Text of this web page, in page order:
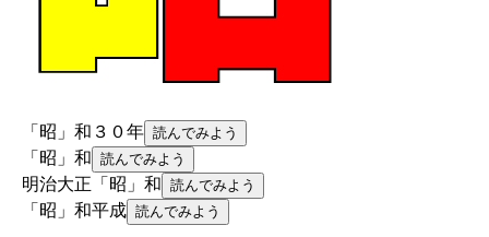
「昭」和３０年
「昭」和
明治大正「昭」和
「昭」和平成